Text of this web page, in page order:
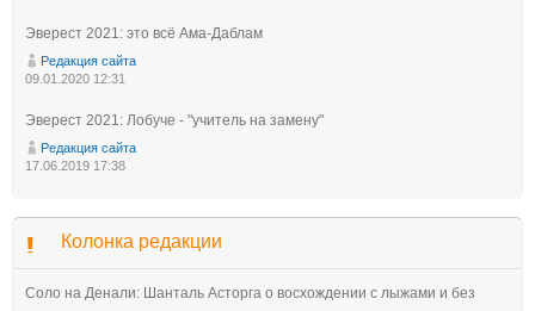
Эверест 2021: это всё Ама-Даблам
Редакция сайта
09.01.2020 12:31
Эверест 2021: Лобуче - "учитель на замену"
Редакция сайта
17.06.2019 17:38
Колонка редакции
Соло на Денали: Шанталь Асторга о восхождении с лыжами и без